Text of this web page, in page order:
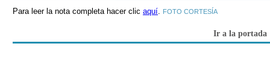
Para leer la nota completa hacer clic aquí. FOTO CORTESÍA
Ir a la portada